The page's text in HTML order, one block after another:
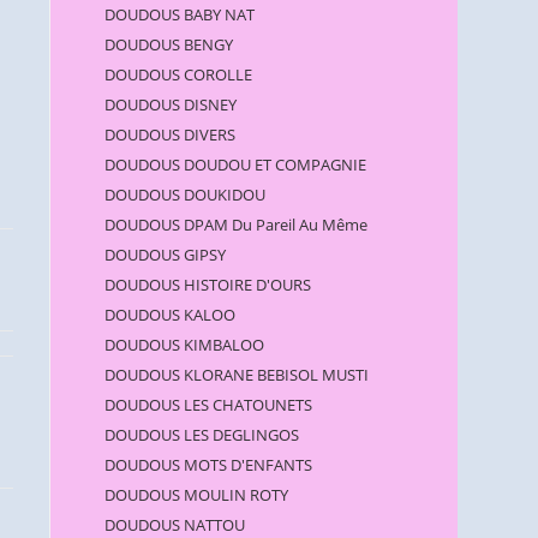
DOUDOUS BABY NAT
DOUDOUS BENGY
DOUDOUS COROLLE
DOUDOUS DISNEY
DOUDOUS DIVERS
DOUDOUS DOUDOU ET COMPAGNIE
DOUDOUS DOUKIDOU
DOUDOUS DPAM Du Pareil Au Même
DOUDOUS GIPSY
DOUDOUS HISTOIRE D'OURS
DOUDOUS KALOO
DOUDOUS KIMBALOO
DOUDOUS KLORANE BEBISOL MUSTI
DOUDOUS LES CHATOUNETS
DOUDOUS LES DEGLINGOS
DOUDOUS MOTS D'ENFANTS
DOUDOUS MOULIN ROTY
DOUDOUS NATTOU